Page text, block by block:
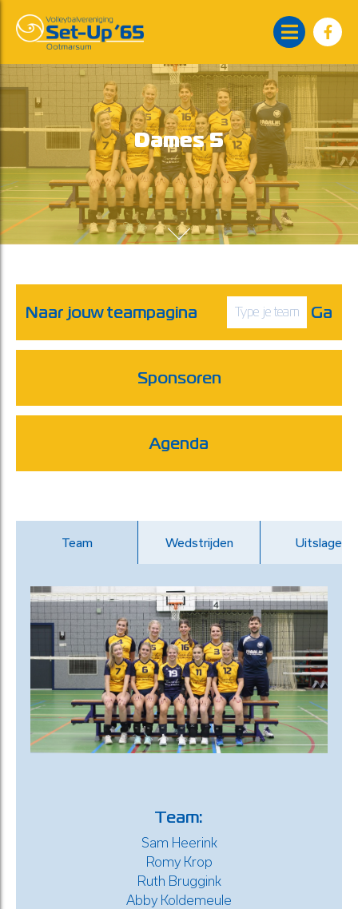
Dames 5
Naar jouw teampagina Ga
Sponsoren
Agenda
Team Wedstrijden Uitslagen
Team:
Sam Heerink
Romy Krop
Ruth Bruggink
Abby Koldemeule